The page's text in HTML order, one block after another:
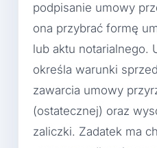
podpisanie umowy
ona przybrać formę
lub aktu notarialnego.
określa warunki
zawarcia umowy
(ostatecznej) oraz
zaliczki. Zadatek ma